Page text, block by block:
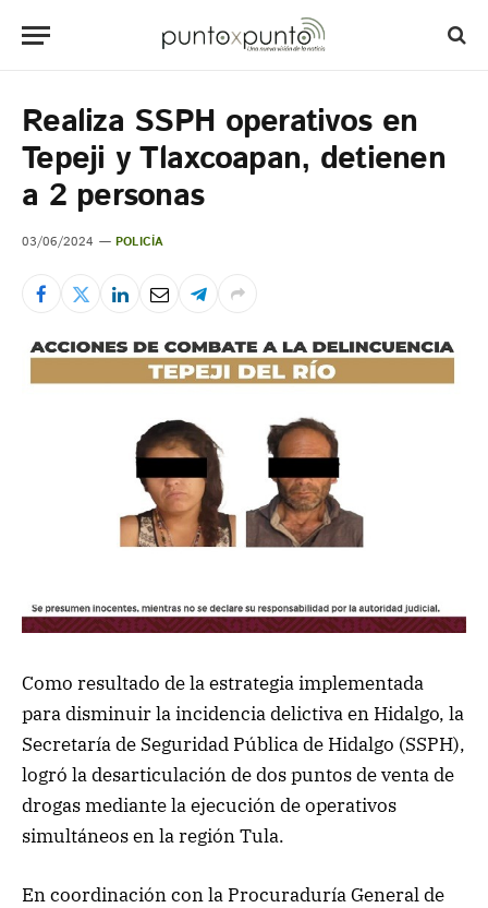
Realiza SSPH operativos en
Tepeji y Tlaxcoapan, detienen
a 2 personas
03/06/2024 POLICÍA
Como resultado de la estrategia implementada
para disminuir la incidencia delictiva en Hidalgo, la
Secretaría de Seguridad Pública de Hidalgo (SSPH),
logró la desarticulación de dos puntos de venta de
drogas mediante la ejecución de operativos
simultáneos en la región Tula.
En coordinación con la Procuraduría General de